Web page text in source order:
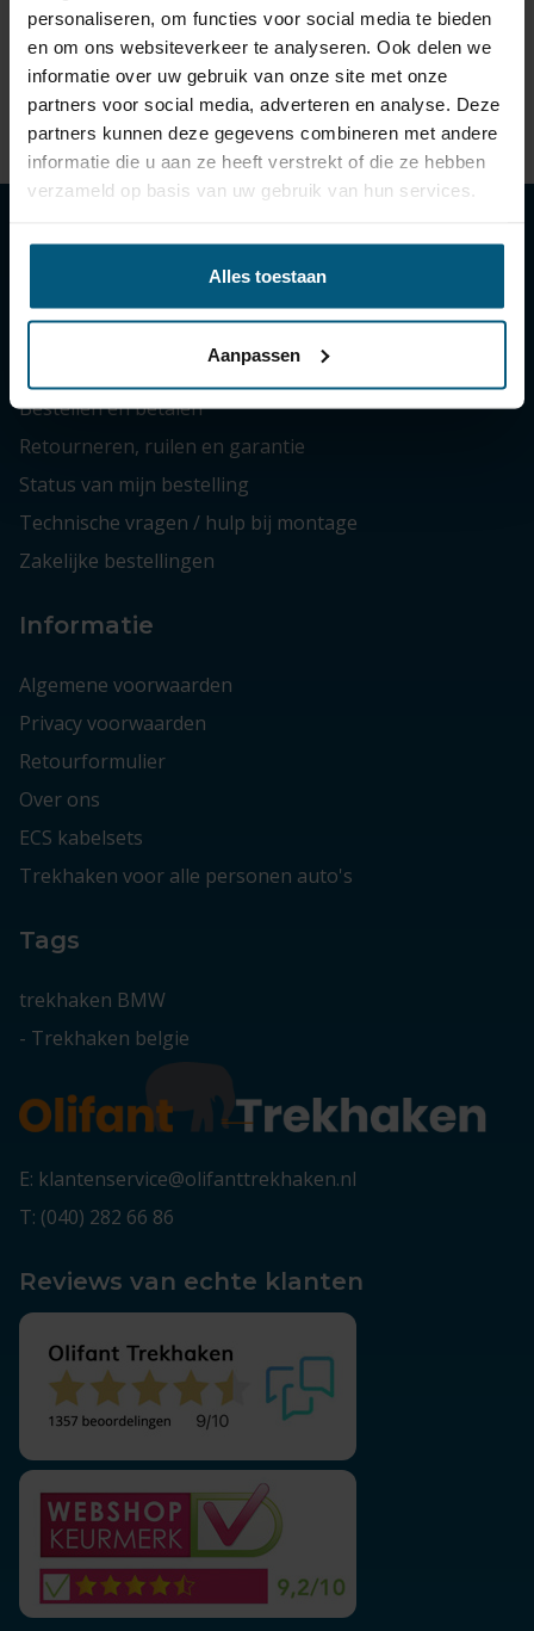
personaliseren, om functies voor social media te bieden
en om ons websiteverkeer te analyseren. Ook delen we
informatie over uw gebruik van onze site met onze
partners voor social media, adverteren en analyse. Deze
partners kunnen deze gegevens combineren met andere
informatie die u aan ze heeft verstrekt of die ze hebben
verzameld op basis van uw gebruik van hun services.
Alles toestaan
Aanpassen
Levertijd3-5
werkdagen
€ 49,61 incl.
BTW
Contactgegevens
Bestellen en betalen
Retourneren, ruilen en garantie
Status van mijn bestelling
Technische vragen / hulp bij montage
Zakelijke bestellingen
Informatie
Algemene voorwaarden
Privacy voorwaarden
Retourformulier
Over ons
ECS kabelsets
Trekhaken voor alle personen auto's
Tags
trekhaken BMW
- Trekhaken belgie
E: klantenservice@olifanttrekhaken.nl
T: (040) 282 66 86
Reviews van echte klanten